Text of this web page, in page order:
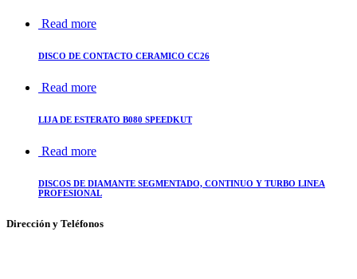
Read more
DISCO DE CONTACTO CERAMICO CC26
Read more
LIJA DE ESTERATO B080 SPEEDKUT
Read more
DISCOS DE DIAMANTE SEGMENTADO, CONTINUO Y TURBO LINEA
PROFESIONAL
Dirección y Teléfonos